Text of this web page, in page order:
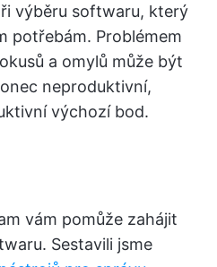
výběru softwaru, který
potřebám. Problémem
a omylů může být
neproduktivní,
výchozí bod.
vám pomůže zahájit
Sestavili jsme